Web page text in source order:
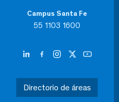
Campus Santa Fe
55 1103 1600
Directorio de áreas